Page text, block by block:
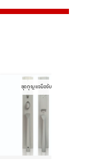
ชุดกุญแจมือจับก้านโยก